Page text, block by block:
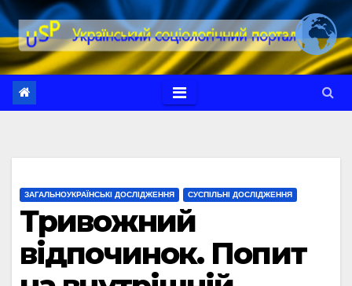
Перейти
до
вмісту
ЗАГАЛЬНОУКРАЇНСЬКІ ДОСЛІДЖЕННЯ СУСПІЛЬНІ ДОСЛІДЖЕННЯ
Тривожний
відпочинок. Попит